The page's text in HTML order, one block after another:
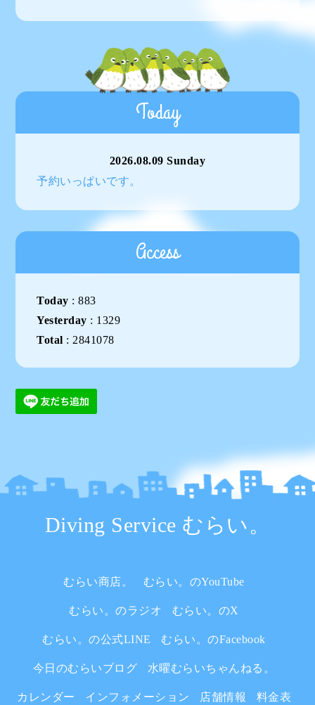
Today
2026.08.09 Sunday
予約いっぱいです。
Access
Today :883
Yesterday : 1329
Total :2841078
Diving Service むらい。
むらい商店。 むらい。のYouTube
むらい。のラジオ むらい。のX
むらい。の公式LINE むらい。のFacebook
今日のむらいブログ 水曜むらいちゃんねる。
カレンダー インフォメーション 店舗情報 料金表